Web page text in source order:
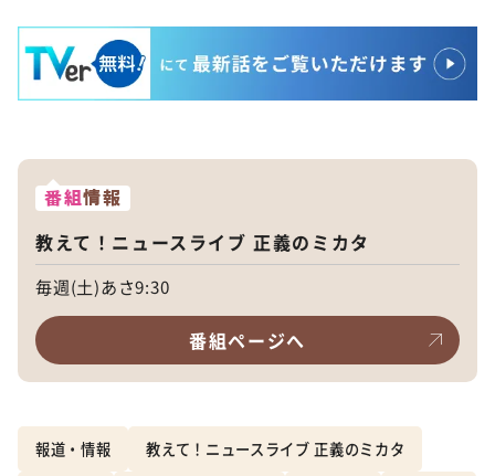
番組情報
教えて！ニュースライブ 正義のミカタ
毎週(土)あさ9:30
番組ページへ
報道・情報 教えて！ニュースライブ 正義のミカタ